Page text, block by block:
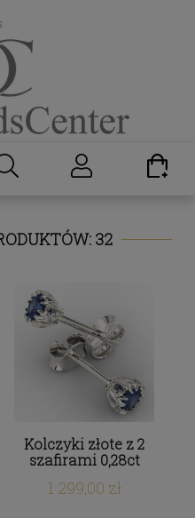
32
Kolczyki złote z 2
szafirami 0,28ct
1 299,00 zł